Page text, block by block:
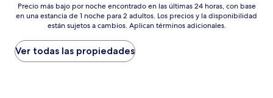
$319
Precio
más
por
noche
encontrado
Precio más bajo por noche encontrado en las últimas 24 horas, con base
en una estancia de 1 noche para 2 adultos. Los precios y la disponibilidad
están sujetos a cambios. Aplican términos adicionales.
Ver todas las propiedades